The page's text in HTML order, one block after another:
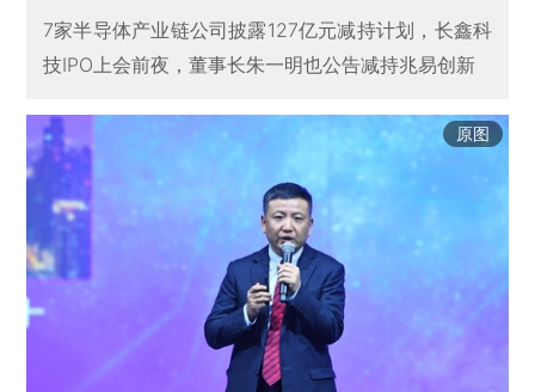
7家半导体产业链公司披露127亿元减持计划，长鑫科
技IPO上会前夜，董事长朱一明也公告减持兆易创新
原图